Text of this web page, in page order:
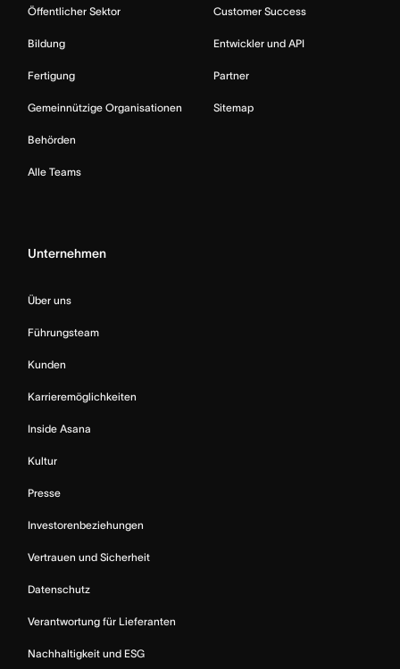
Öffentlicher Sektor
Bildung
Fertigung
Gemeinnützige Organisationen
Behörden
Alle Teams
Customer Success
Entwickler und API
Partner
Sitemap
Unternehmen
Über uns
Führungsteam
Kunden
Karrieremöglichkeiten
Inside Asana
Kultur
Presse
Investorenbeziehungen
Vertrauen und Sicherheit
Datenschutz
Verantwortung für Lieferanten
Nachhaltigkeit und ESG